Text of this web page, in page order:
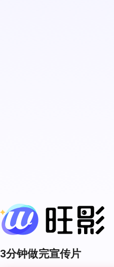
3分钟做完宣传片